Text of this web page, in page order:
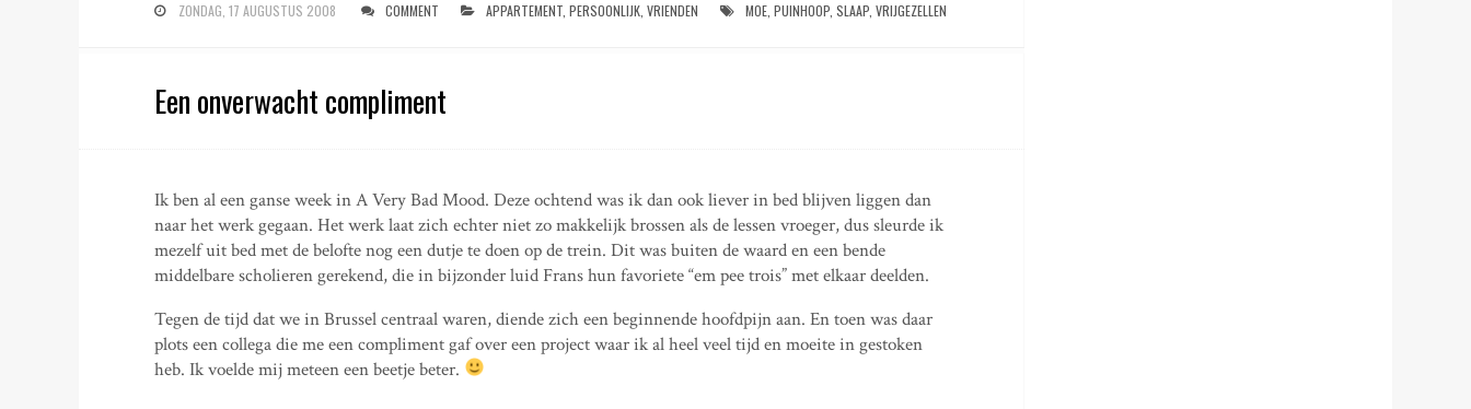
ZONDAG, 17 AUGUSTUS 2008 COMMENT APPARTEMENT ,PERSOONLIJK ,VRIENDEN MOE ,PUINHOOP ,SLAAP ,VRIJGEZELLEN
Een onverwacht compliment
Ik ben al een ganse week in A Very Bad Mood. Deze ochtend was ik dan ook liever in bed blijven liggen dan
naar het werk gegaan. Het werk laat zich echter niet zo makkelijk brossen als de lessen vroeger, dus sleurde ik
mezelf uit bed met de belofte nog een dutje te doen op de trein. Dit was buiten de waard en een bende
middelbare scholieren gerekend, die in bijzonder luid Frans hun favoriete “em pee trois” met elkaar deelden.
Tegen de tijd dat we in Brussel centraal waren, diende zich een beginnende hoofdpijn aan. En toen was daar
plots een collega die me een compliment gaf over een project waar ik al heel veel tijd en moeite in gestoken
heb. Ik voelde mij meteen een beetje beter.